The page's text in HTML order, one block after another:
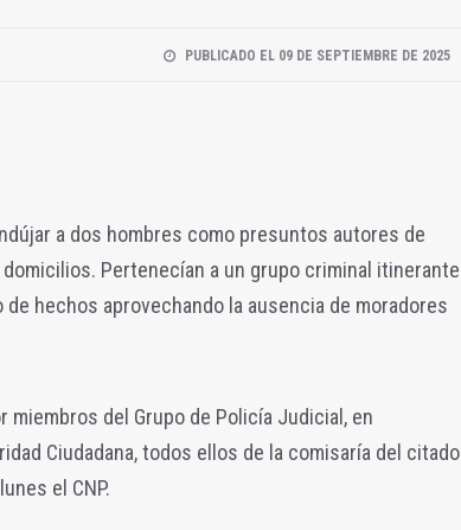
PUBLICADO EL 09 DE SEPTIEMBRE DE 2025
a dos hombres como presuntos autores de
Pertenecían a un grupo criminal itinerante
hechos aprovechando la ausencia de moradores
miembros del Grupo de Policía Judicial, en
Ciudadana, todos ellos de la comisaría del citado
el CNP.